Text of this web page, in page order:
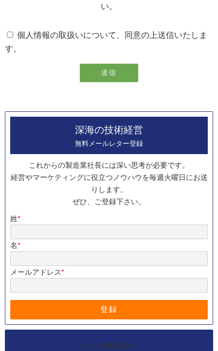
い。
個人情報の取扱いについて、同意の上送信いたしま
す。
深海の技術経営
無料メールレター登録
これからの製造業社長には深い思考が必要です。
経営やマーケティングに役立つノウハウを毎週火曜日にお送
りします。
ぜひ、ご登録下さい。
姓*
名*
メールアドレス*
まずは個別相談へ